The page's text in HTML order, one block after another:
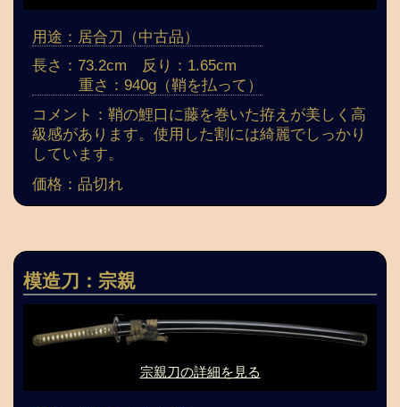
用途：居合刀（中古品）
長さ：73.2cm 反り：1.65cm
重さ：940g（鞘を払って）
コメント：鞘の鯉口に藤を巻いた拵えが美しく高
級感があります。使用した割には綺麗でしっかり
しています。
価格：品切れ
模造刀：宗親
宗親刀の詳細を見る